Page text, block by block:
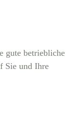
gute betriebliche
Sie und Ihre